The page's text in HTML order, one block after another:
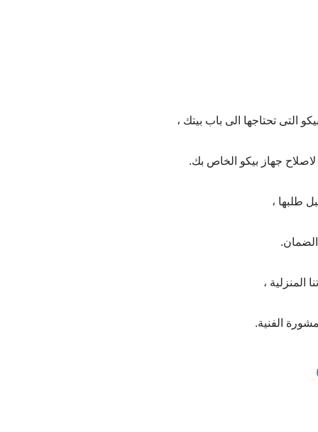
تحتاجها الى باب بيتك ،
جهاز بيكو الخاص بك.
طلبها ،
،
الفنية.